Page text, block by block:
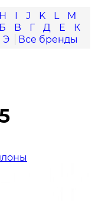
H I J K L
M
Б В Г Д Е
К
Э